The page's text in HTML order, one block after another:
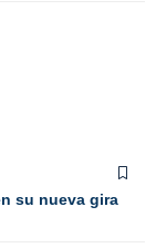
su nueva gira